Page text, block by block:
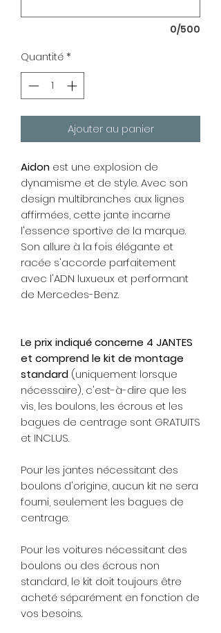
0/500
Quantité*
Ajouter au panier
Aidon est une explosion de
dynamisme et de style. Avec son
design multibranches aux lignes
affirmées, cette jante incarne
l'essence sportive de la marque.
Son allure à la fois élégante et
racée s'accorde parfaitement
avec l'ADN luxueux et performant
de Mercedes-Benz.
Le prix indiqué concerne 4 JANTES
et comprend le kit de montage
standard (uniquement lorsque
nécessaire), c'est-à-dire que les
vis, les boulons, les écrous et les
bagues de centrage sont GRATUITS
et INCLUS.
Pour les jantes nécessitant des
boulons d'origine, aucun kit ne sera
fourni, seulement les bagues de
centrage.
Pour les voitures nécessitant des
boulons ou des écrous non
standard, le kit doit toujours être
acheté séparément en fonction de
vos besoins.